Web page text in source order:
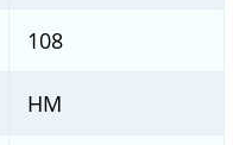
108
HM